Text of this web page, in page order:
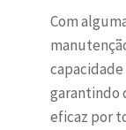
Com
garantindo
eficaz por